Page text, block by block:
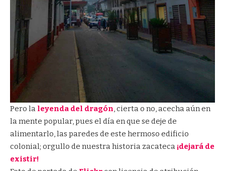
Pero la leyenda del dragón, cierta o no, acecha aún en
la mente popular, pues el día en que se deje de
alimentarlo, las paredes de este hermoso edificio
colonial; orgullo de nuestra historia zacateca ¡dejará de
existir!